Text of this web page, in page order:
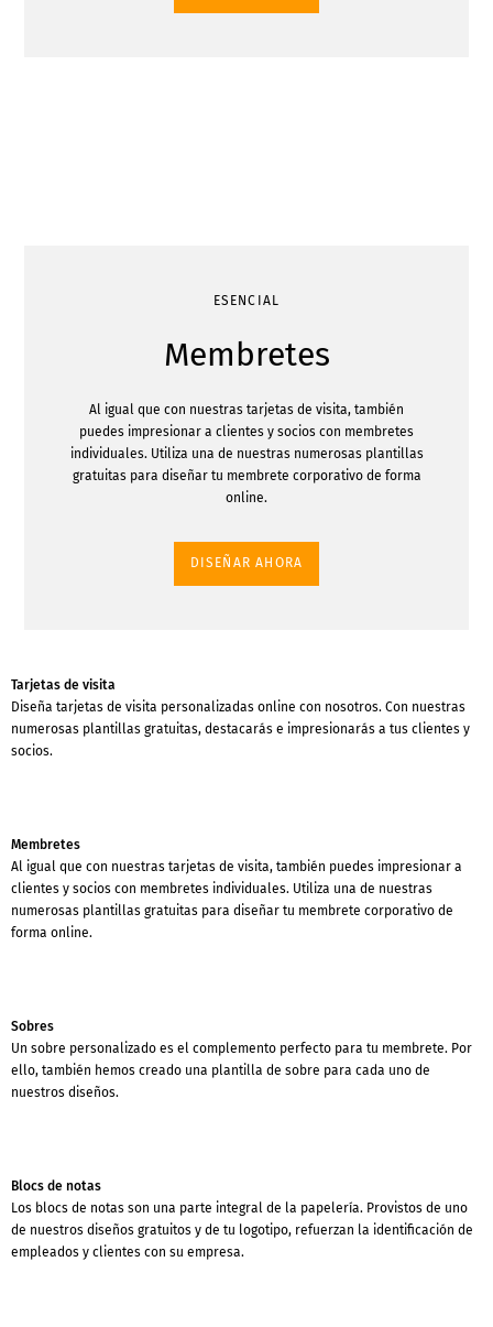
ESENCIAL
Membretes
Al igual que con nuestras tarjetas de visita, también
puedes impresionar a clientes y socios con membretes
individuales. Utiliza una de nuestras numerosas plantillas
gratuitas para diseñar tu membrete corporativo de forma
online.
DISEÑAR AHORA
Tarjetas de visita
Diseña tarjetas de visita personalizadas online con nosotros. Con nuestras
numerosas plantillas gratuitas, destacarás e impresionarás a tus clientes y
socios.
Membretes
Al igual que con nuestras tarjetas de visita, también puedes impresionar a
clientes y socios con membretes individuales. Utiliza una de nuestras
numerosas plantillas gratuitas para diseñar tu membrete corporativo de
forma online.
Sobres
Un sobre personalizado es el complemento perfecto para tu membrete. Por
ello, también hemos creado una plantilla de sobre para cada uno de
nuestros diseños.
Blocs de notas
Los blocs de notas son una parte integral de la papelería. Provistos de uno
de nuestros diseños gratuitos y de tu logotipo, refuerzan la identificación de
empleados y clientes con su empresa.